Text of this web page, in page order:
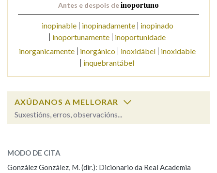
Marcas gramaticaisAntes e despois deinoportuno
inopinable inopinadamente
inopinado
inoportunamente
inoportunidade
inorganicamente
inorgánico inoxidábel
inoxidable
inquebrantábel
AXÚDANOS A MELLORAR
Suxestións, erros, observacións...
ESCOLLE UNHA OPCIÓN:
MODO DE CITA
González González, M. (dir.): Dicionario da Real Academia